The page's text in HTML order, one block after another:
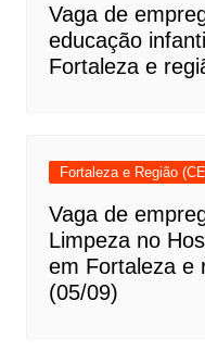
Vaga de
educação
Fortaleza e
Fortaleza e Região
Vaga de
Limpeza no
em Fortaleza e
(05/09)